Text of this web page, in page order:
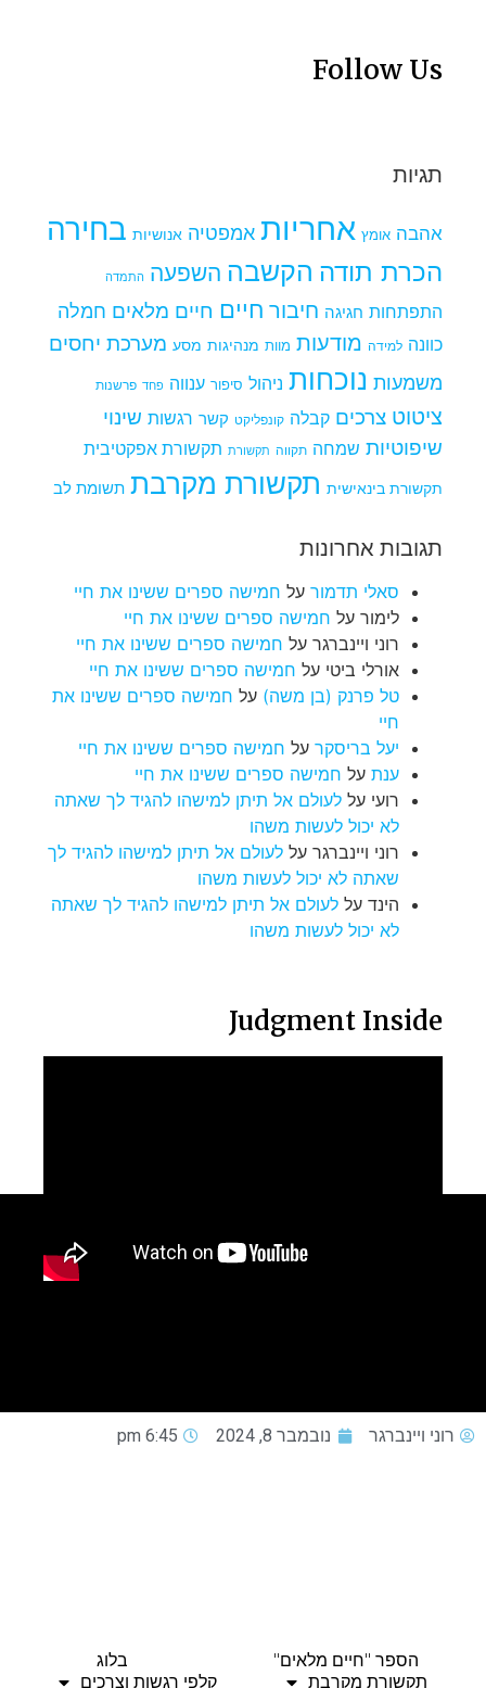
Follow Us
תגיות
אהבה אומץ אחריות אמפטיה אנושיות בחירה
הכרת תודה הקשבה השפעה התמדה
התפתחות חגיגה חיבור חיים חיים מלאים חמלה
כוונה למידה מודעות מוות מנהיגות מסע מערכת יחסים
משמעות נוכחות ניהול סיפור ענווה פחד פרשנות
ציטוט צרכים קבלה קונפליקט קשר רגשות שינוי
שיפוטיות שמחה תקווה תקשורת תקשורת אפקטיבית
תקשורת בינאישית תקשורת מקרבת תשומת לב
תגובות אחרונות
סאלי תדמור על חמישה ספרים ששינו את חיי
לימור על חמישה ספרים ששינו את חיי
רוני ויינברגר על חמישה ספרים ששינו את חיי
אורלי ביטי על חמישה ספרים ששינו את חיי
טל פרנק (בן משה) על חמישה ספרים ששינו את
חיי
יעל בריסקר על חמישה ספרים ששינו את חיי
ענת על חמישה ספרים ששינו את חיי
רועי על לעולם אל תיתן למישהו להגיד לך שאתה
לא יכול לעשות משהו
רוני ויינברגר על לעולם אל תיתן למישהו להגיד לך
שאתה לא יכול לעשות משהו
הינד על לעולם אל תיתן למישהו להגיד לך שאתה
לא יכול לעשות משהו
Judgment Inside
רוני ויינברגר נובמבר 8, 2024 6:45 pm
הספר "חיים מלאים"
בלוג
תקשורת מקרבת
קלפי רגשות וצרכים